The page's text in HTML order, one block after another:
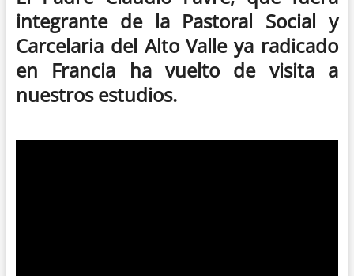
integrante de la Pastoral Social y
Carcelaria del Alto Valle ya radicado
en Francia ha vuelto de visita a
nuestros estudios.